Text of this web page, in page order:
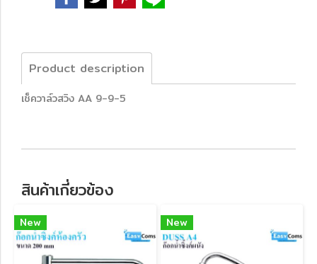
Product description
เช็ควาล์วสวิง AA 9-9-5
สินค้าเกี่ยวข้อง
New New